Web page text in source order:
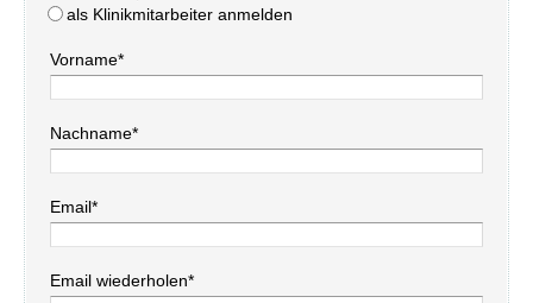
als Klinikmitarbeiter anmelden
Vorname*
Nachname*
Email*
Email wiederholen*